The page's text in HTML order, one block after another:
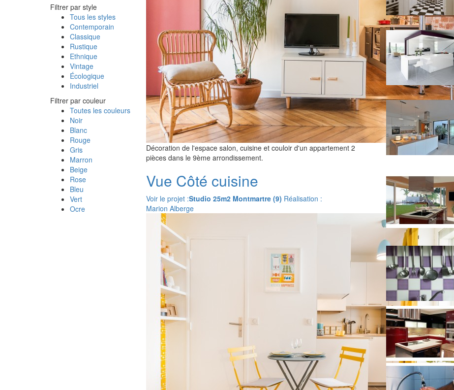
Filtrer par style
Tous les styles
Contemporain
Classique
Rustique
Ethnique
Vintage
Écologique
Industriel
Filtrer par couleur
Toutes les couleurs
Noir
Blanc
Rouge
Gris
Marron
Beige
Rose
Bleu
Vert
Ocre
Décoration de l'espace salon, cuisine et couloir d'un appartement 2
pièces dans le 9ème arrondissement.
Vue Côté cuisine
Voir le projet :Studio 25m2 Montmartre (9) Réalisation :
Marion Alberge